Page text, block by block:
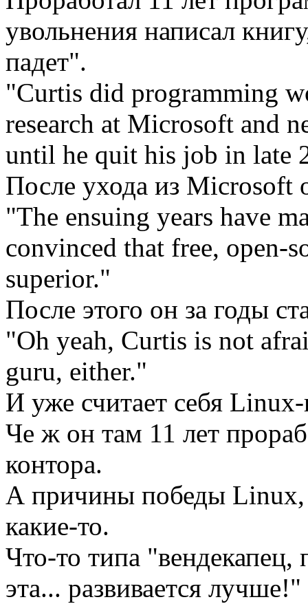
увольнения написал
падет".
"Curtis did programming
research at Microsoft and
until he quit his job in late
После ухода из Microsoft
"The ensuing years have
convinced that free, open-
superior."
После этого он за годы
"Oh yeah, Curtis is not
guru, either."
И уже считает себя Linux-
Че ж он там 11 лет
контора.
А причины победы Linux,
какие-то.
Что-то типа
эта... развивается лучше!"